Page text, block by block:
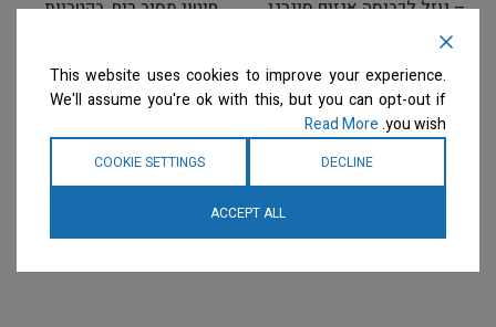
– נוזל לכביסה אנזים סינרגי
4x Ultra™ Synergistic
Detergent
היגיינה
המחיר ייחשף רק לבעלי
מספרות רשומיםצרו קשר
חיטוי מסיר ריח, בקטריות,
DISINFECTANT CLEANER
היגיינה
המחיר ייחשף רק לבעלי
מספרות רשומיםצרו קשר
This website uses cookies to improve your experience.
We'll assume you're ok with this, but you can opt-out if
you wish.
Read More
DECLINE
COOKIE SETTINGS
ACCEPT ALL